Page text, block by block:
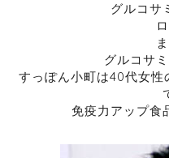
グルコサ
グルコサ
すっぽん小町は40代女性
免疫力アップ食